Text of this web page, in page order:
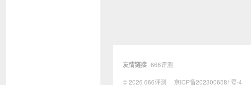
友情链接 666评测
© 2026 666评测 京ICP备2023006581号-4